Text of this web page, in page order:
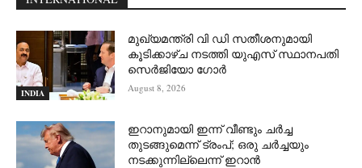
INDIA
മുഖ്യമന്ത്രി വി ഡി സതീശനുമായി
കൂടിക്കാഴ്ച നടത്തി യുഎസ് സ്ഥാനപതി
സെര്‍ജിയോ ഗോര്‍
August 8, 2026
ഇറാനുമായി ഇന്ന് വീണ്ടും ചര്‍ച്ച
തുടങ്ങുമെന്ന് ട്രംപ്; ഒരു ചര്‍ച്ചയും
നടക്കുന്നില്ലെന്ന് ഇറാന്‍